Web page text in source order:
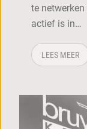
te
actief is in…
LEES MEER